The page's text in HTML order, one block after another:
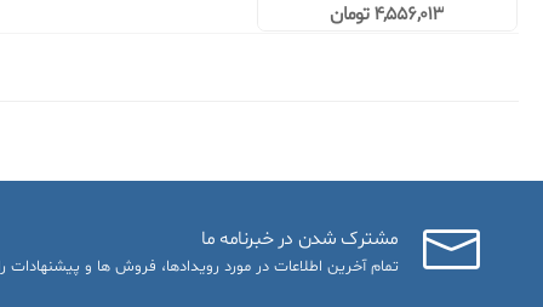
4,556,013 تومان
مشترک شدن در خبرنامه ما
تمام آخرین اطلاعات در مورد رویدادها، فروش ها و پیشنهادات